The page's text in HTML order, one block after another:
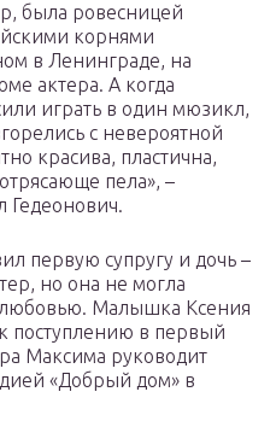
была ровесницей
корнями
в Ленинграде, на
актера. А когда
играть в один мюзикл,
с невероятной
красива, пластична,
пела», –
Гедеонович.
первую супругу и дочь –
но она не могла
любовью. Малышка Ксения
поступлению в первый
Максима руководит
«Добрый дом» в